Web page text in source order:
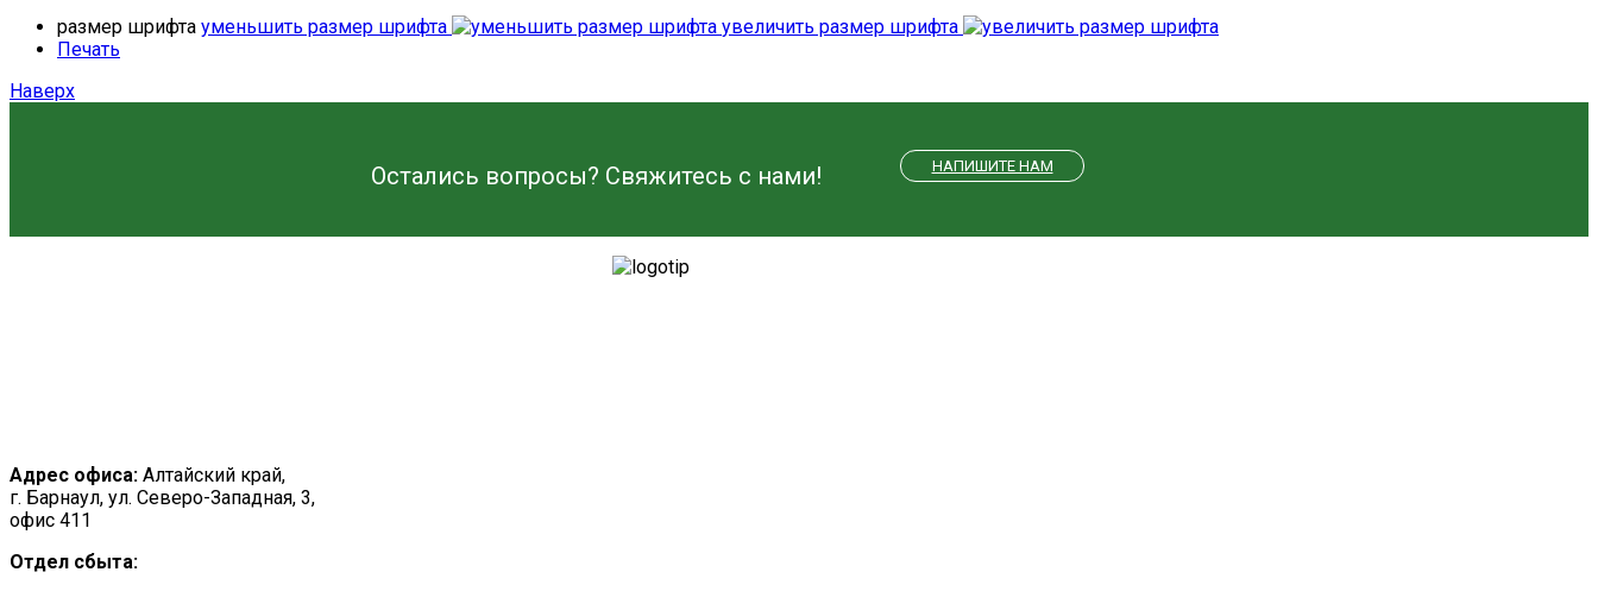
размер шрифта уменьшить размер шрифта
увеличить размер шрифта
Печать
Наверх
Остались вопросы? Свяжитесь с нами! НАПИШИТЕ НАМ
Адрес офиса: Алтайский край,
г. Барнаул, ул. Северо-Западная, 3,
офис 411
Отдел сбыта: